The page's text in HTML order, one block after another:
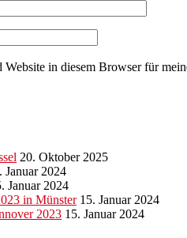
in diesem Browser für
20. Oktober 2025
Januar 2024
Januar 2024
in Münster 15. Januar 2024
2023 15. Januar 2024